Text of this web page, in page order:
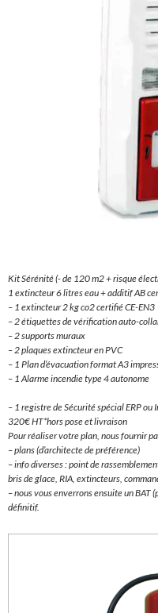
Kit Sérénité (- de 120 m2 + risque
1 extincteur 6 litres eau + additif AB
– 1 extincteur 2 kg co2 certifié CE-EN3
– 2 étiquettes de vérification auto-
– 2 supports muraux
– 2 plaques extincteur en PVC
– 1 Plan d’évacuation format A3
– 1 Alarme incendie type 4 autonome
– 1 registre de Sécurité spécial ERP ou
320€ HT*hors pose et livraison
Pour réaliser votre plan, nous fournir
– plans (d’architecte de préférence)
– info diverses : point de
bris de glace, RIA, extincteurs,
– nous vous enverrons ensuite un BAT
définitif.